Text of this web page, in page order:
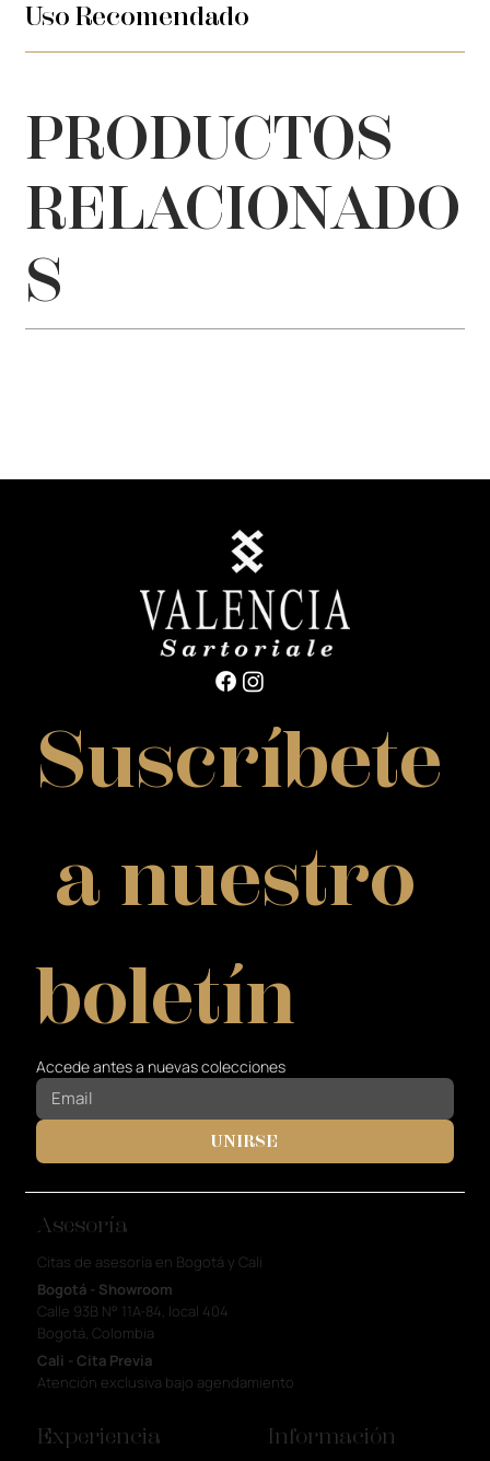
Uso Recomendado
PRODUCTOS
RELACIONADO
S
Experiencia Información
Asesoría
Citas de asesoría en Bogotá y Cali
Bogotá - Showroom
Calle 93B N° 11A-84, local 404
Bogotá, Colombia
Cali - Cita Previa
Atención exclusiva bajo agendamiento
Suscríbete
a nuestro
boletín
Accede antes a nuevas colecciones
UNIRSE